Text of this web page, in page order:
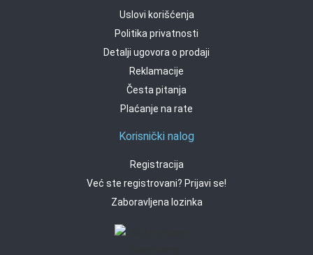
Uslovi korišćenja
Politika privatnosti
Detalji ugovora o prodaji
Reklamacije
Česta pitanja
Plaćanje na rate
Korisnički nalog
Registracija
Već ste registrovani? Prijavi se!
Zaboravljena lozinka